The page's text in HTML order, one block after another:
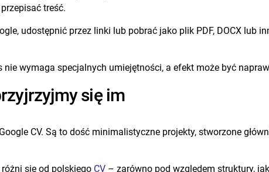
treść.
udostępnić przez linki lub pobrać jako plik PDF, DOCX lub
nie wymaga specjalnych umiejętności, a efekt może być
się im
CV. Są to dość minimalistyczne projekty, stworzone
różni się od polskiego CV – zarówno pod względem struktury,